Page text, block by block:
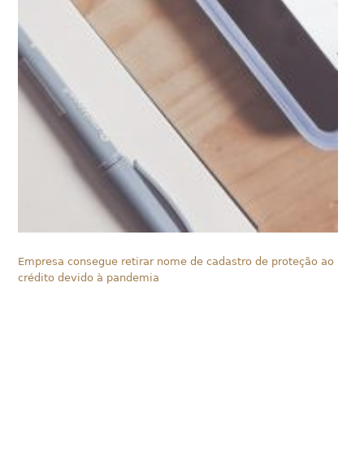
Empresa consegue retirar nome de cadastro de proteção ao
crédito devido à pandemia